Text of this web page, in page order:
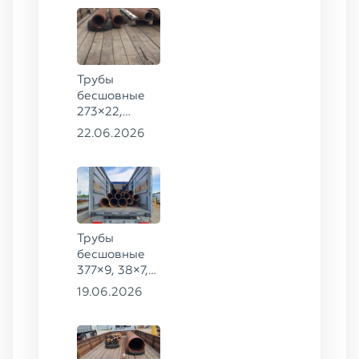
Трубы
бесшовные
273×22,
245×26,
22.06.2026
Трубы
бесшовные
377×9, 38×7,
38×8, 28×3,5,
133×12,
127×28,
19.06.2026